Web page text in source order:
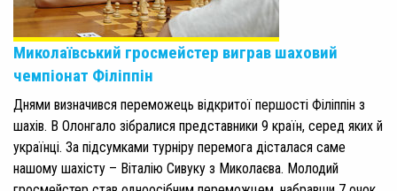
Миколаївський гросмейстер виграв шаховий
чемпіонат Філіппін
Днями визначився переможець відкритої першості Філіппін з
шахів. В Олонгало зібралися представники 9 країн, серед яких й
українці. За підсумками турніру перемога дісталася саме
нашому шахісту – Віталію Сивуку з Миколаєва. Молодий